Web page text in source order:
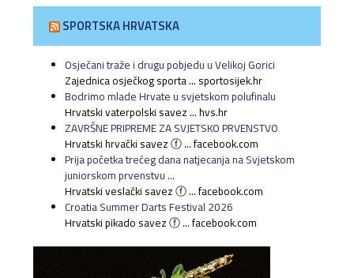
SPORTSKA HRVATSKA
Osječani traže i drugu pobjedu u Velikoj Gorici
Zajednica osječkog sporta ... sportosijek.hr
Bodrimo mlade Hrvate u svjetskom polufinalu
Hrvatski vaterpolski savez ... hvs.hr
ZAVRŠNE PRIPREME ZA SVJETSKO PRVENSTVO
Hrvatski hrvački savez ⓕ ... facebook.com
Prija početka trećeg dana natjecanja na Svjetskom
juniorskom prvenstvu ...
Hrvatski veslački savez ⓕ ... facebook.com
Croatia Summer Darts Festival 2026
Hrvatski pikado savez ⓕ ... facebook.com